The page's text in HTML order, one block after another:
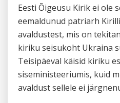
Eesti Õigeusu Kirik ei ole
eemaldunud patriarh
avaldustest, mis on
kiriku seisukoht Ukraina
Teisipäeval käisid kiriku
siseministeeriumis, kuid
avaldust sellele ei